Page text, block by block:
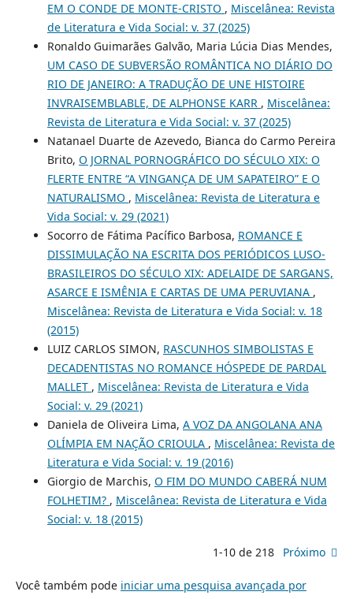
EM O CONDE DE MONTE-CRISTO , Miscelânea: Revista
de Literatura e Vida Social: v. 37 (2025)
Ronaldo Guimarães Galvão, Maria Lúcia Dias Mendes,
UM CASO DE SUBVERSÃO ROMÂNTICA NO DIÁRIO DO
RIO DE JANEIRO: A TRADUÇÃO DE UNE HISTOIRE
INVRAISEMBLABLE, DE ALPHONSE KARR , Miscelânea:
Revista de Literatura e Vida Social: v. 37 (2025)
Natanael Duarte de Azevedo, Bianca do Carmo Pereira
Brito, O JORNAL PORNOGRÁFICO DO SÉCULO XIX: O
FLERTE ENTRE “A VINGANÇA DE UM SAPATEIRO” E O
NATURALISMO , Miscelânea: Revista de Literatura e
Vida Social: v. 29 (2021)
Socorro de Fátima Pacífico Barbosa, ROMANCE E
DISSIMULAÇÃO NA ESCRITA DOS PERIÓDICOS LUSO-
BRASILEIROS DO SÉCULO XIX: ADELAIDE DE SARGANS,
ASARCE E ISMÊNIA E CARTAS DE UMA PERUVIANA ,
Miscelânea: Revista de Literatura e Vida Social: v. 18
(2015)
LUIZ CARLOS SIMON, RASCUNHOS SIMBOLISTAS E
DECADENTISTAS NO ROMANCE HÓSPEDE DE PARDAL
MALLET , Miscelânea: Revista de Literatura e Vida
Social: v. 29 (2021)
Daniela de Oliveira Lima, A VOZ DA ANGOLANA ANA
OLÍMPIA EM NAÇÃO CRIOULA , Miscelânea: Revista de
Literatura e Vida Social: v. 19 (2016)
Giorgio de Marchis, O FIM DO MUNDO CABERÁ NUM
FOLHETIM? , Miscelânea: Revista de Literatura e Vida
Social: v. 18 (2015)
1-10 de 218 Próximo
Você também pode iniciar uma pesquisa avançada por